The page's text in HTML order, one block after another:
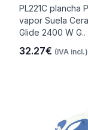
PL221C plancha
vapor Suela
Glide 2400 W G..
32.27€ (IVA incl.)